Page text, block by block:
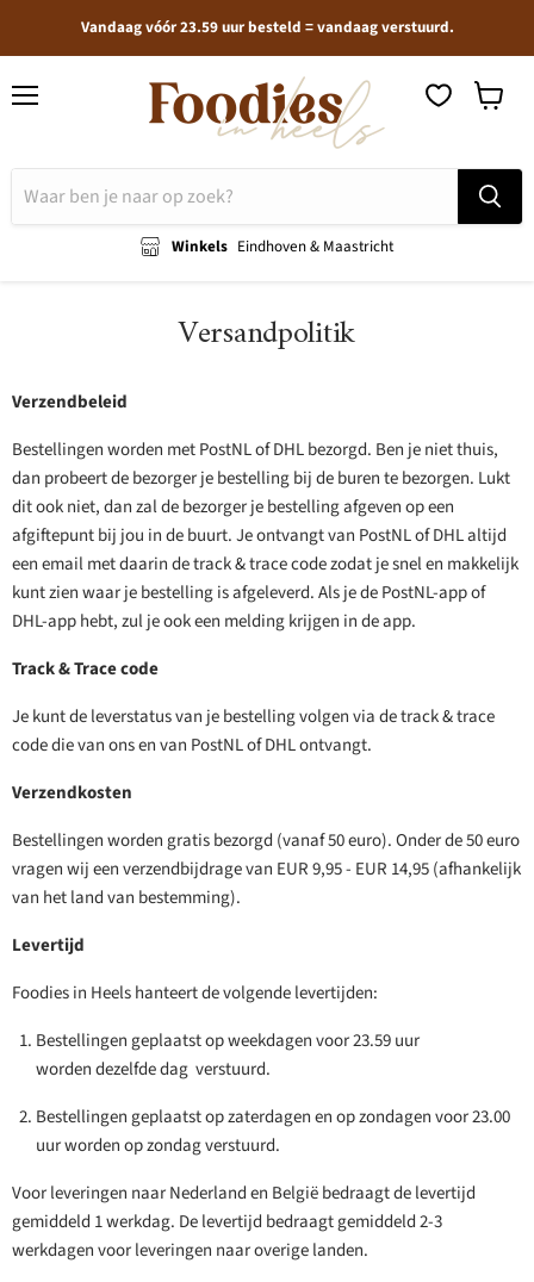
Vandaag vóór 23.59 uur besteld = vandaag verstuurd.
Winkels Eindhoven & Maastricht
Versandpolitik
Verzendbeleid
Bestellingen worden met PostNL of DHL bezorgd. Ben je niet thuis,
dan probeert de bezorger je bestelling bij de buren te bezorgen. Lukt
dit ook niet, dan zal de bezorger je bestelling afgeven op een
afgiftepunt bij jou in de buurt. Je ontvangt van PostNL of DHL altijd
een email met daarin de track & trace code zodat je snel en makkelijk
kunt zien waar je bestelling is afgeleverd. Als je de PostNL-app of
DHL-app hebt, zul je ook een melding krijgen in de app.
Track & Trace code
Je kunt de leverstatus van je bestelling volgen via de track & trace
code die van ons en van PostNL of DHL ontvangt.
Verzendkosten
Bestellingen worden gratis bezorgd (vanaf 50 euro). Onder de 50 euro
vragen wij een verzendbijdrage van EUR 9,95 - EUR 14,95 (afhankelijk
van het land van bestemming).
Levertijd
Foodies in Heels hanteert de volgende levertijden:
Bestellingen geplaatst op weekdagen voor 23.59 uur
wordendezelfde dag verstuurd.
Bestellingen geplaatst op zaterdagen en op zondagen voor 23.00
uur worden op zondag verstuurd.
Voor leveringen naar Nederland en België bedraagt de levertijd
gemiddeld 1 werkdag. De levertijd bedraagt gemiddeld 2-3
werkdagen voor leveringen naar overige landen.